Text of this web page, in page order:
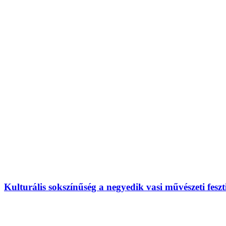
Kulturális sokszínűség a negyedik vasi művészeti